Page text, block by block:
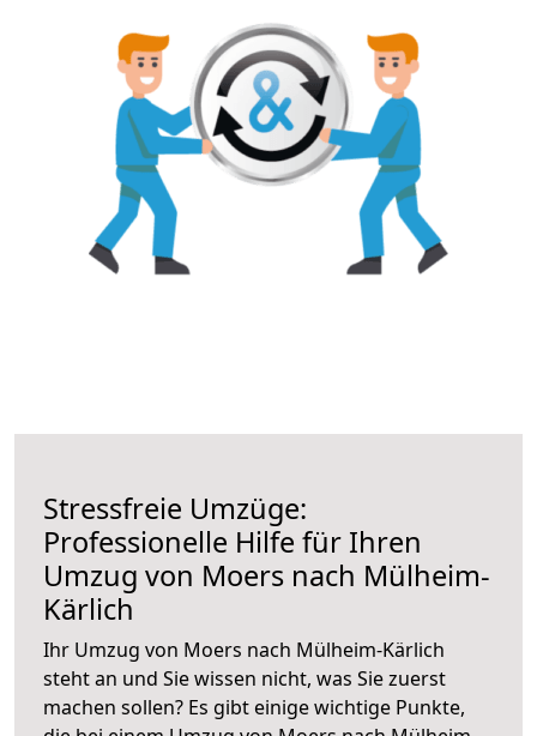
Stressfreie Umzüge:
Professionelle Hilfe für Ihren
Umzug von Moers nach Mülheim-
Kärlich
Ihr Umzug von Moers nach Mülheim-Kärlich
steht an und Sie wissen nicht, was Sie zuerst
machen sollen? Es gibt einige wichtige Punkte,